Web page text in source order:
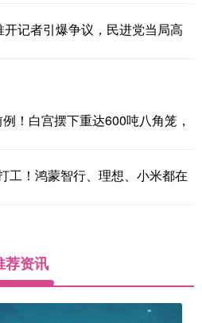
开记者引爆争议，民进党当局高
！白宫摆下重达600吨八角笼，
工！鸿蒙智行、理想、小米都在
荐资讯